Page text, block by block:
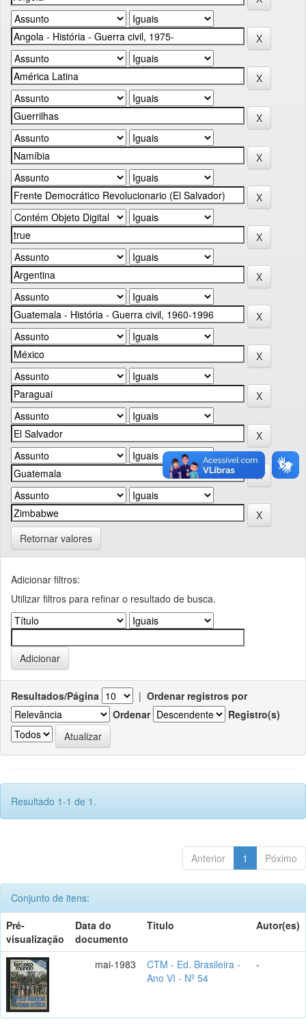
Retornar valores
Adicionar filtros:
Utilizar filtros para refinar o resultado de busca.
Resultados/Página | Ordenar registros por
Ordenar
Registro(s)
Resultado 1-1 de 1.
Anterior 1 Póximo
Conjunto de itens:
Pré-
visualização
Data do
documento
Título Autor(es)
mai-1983
CTM - Ed. Brasileira -
Ano VI - Nº 54
-